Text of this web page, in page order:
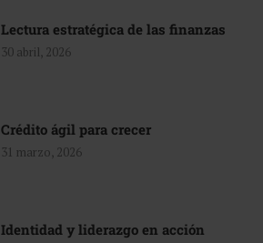
Lectura estratégica de las finanzas
30 abril, 2026
Crédito ágil para crecer
31 marzo, 2026
Identidad y liderazgo en acción